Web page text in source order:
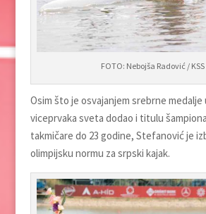
FOTO: Nebojša Radović / KSS
Osim što je osvajanjem srebrne
viceprvaka sveta dodao i titulu
takmičare do 23 godine, Stefanović je
olimpijsku normu za srpski kajak.